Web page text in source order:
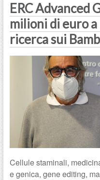
ERC Advanced
milioni di euro
ricerca sui
Cellule staminali,
e genica, gene editing,